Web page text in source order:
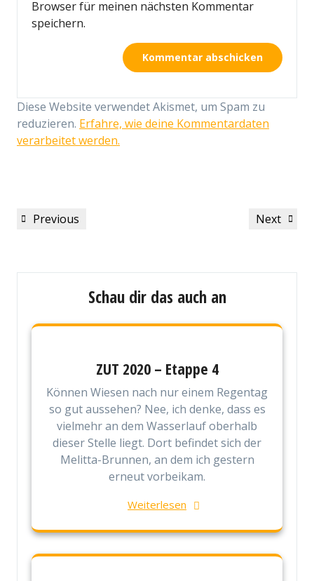
Browser für meinen nächsten Kommentar
speichern.
Diese Website verwendet Akismet, um Spam zu
reduzieren. Erfahre, wie deine Kommentardaten
verarbeitet werden.
Beitragsnavigation
Previous
Previous
Next
Next
Schau dir das auch an
ZUT 2020 – Etappe 4
Können Wiesen nach nur einem Regentag
so gut aussehen? Nee, ich denke, dass es
vielmehr an dem Wasserlauf oberhalb
dieser Stelle liegt. Dort befindet sich der
Melitta-Brunnen, an dem ich gestern
erneut vorbeikam.
Weiterlesen